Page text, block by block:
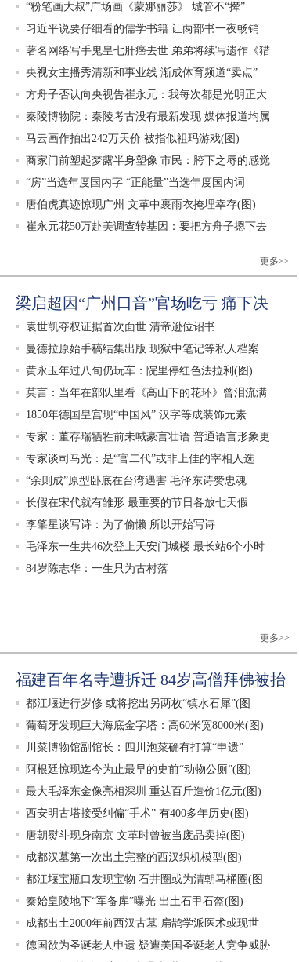
“粉笔画大叔”广场画《蒙娜丽莎》 城管不“撵”
习近平说要仔细看的儒学书籍 让两部书一夜畅销
著名网络写手鬼皇七肝癌去世 弟弟将续写遗作《猎
央视女主播秀清新和事业线 渐成体育频道“卖点”
方舟子否认向央视告崔永元：我每次都是光明正大
秦陵博物院：秦陵考古没有最新发现 媒体报道均属
马云画作拍出242万天价 被指似祖玛游戏(图)
商家门前塑起梦露半身塑像 市民：胯下之辱的感觉
“房”当选年度国内字 “正能量”当选年度国内词
唐伯虎真迹惊现广州 文革中裹雨衣掩埋幸存(图)
崔永元花50万赴美调查转基因：要把方舟子摁下去
更多>>
梁启超因“广州口音”官场吃亏 痛下决
袁世凯夺权证据首次面世 清帝逊位诏书
曼德拉原始手稿结集出版 现狱中笔记等私人档案
黄永玉年过八旬仍玩车：院里停红色法拉利(图)
莫言：当年在部队里看《高山下的花环》曾泪流满
1850年德国皇宫现“中国风” 汉字等成装饰元素
专家：董存瑞牺牲前未喊豪言壮语 普通语言形象更
专家谈司马光：是“官二代”或非上佳的宰相人选
“余则成”原型卧底在台湾遇害 毛泽东诗赞忠魂
长假在宋代就有雏形 最重要的节日各放七天假
李肇星谈写诗：为了偷懒 所以开始写诗
毛泽东一生共46次登上天安门城楼 最长站6个小时
84岁陈志华：一生只为古村落
更多>>
福建百年名寺遭拆迁 84岁高僧拜佛被抬
都江堰进行岁修 或将挖出另两枚“镇水石犀”(图
葡萄牙发现巨大海底金字塔：高60米宽8000米(图)
川菜博物馆副馆长：四川泡菜确有打算“申遗”
阿根廷惊现迄今为止最早的史前“动物公厕”(图)
最大毛泽东金像亮相深圳 重达百斤造价1亿元(图)
西安明古塔接受纠偏“手术” 有400多年历史(图)
唐朝熨斗现身南京 文革时曾被当废品卖掉(图)
成都汉墓第一次出土完整的西汉织机模型(图)
都江堰宝瓶口发现宝物 石井圈或为清朝马桶圈(图
秦始皇陵地下“军备库”曝光 出土石甲石盔(图)
成都出土2000年前西汉古墓 扁鹊学派医术或现世
德国欲为圣诞老人申遗 疑遭美国圣诞老人竞争威胁